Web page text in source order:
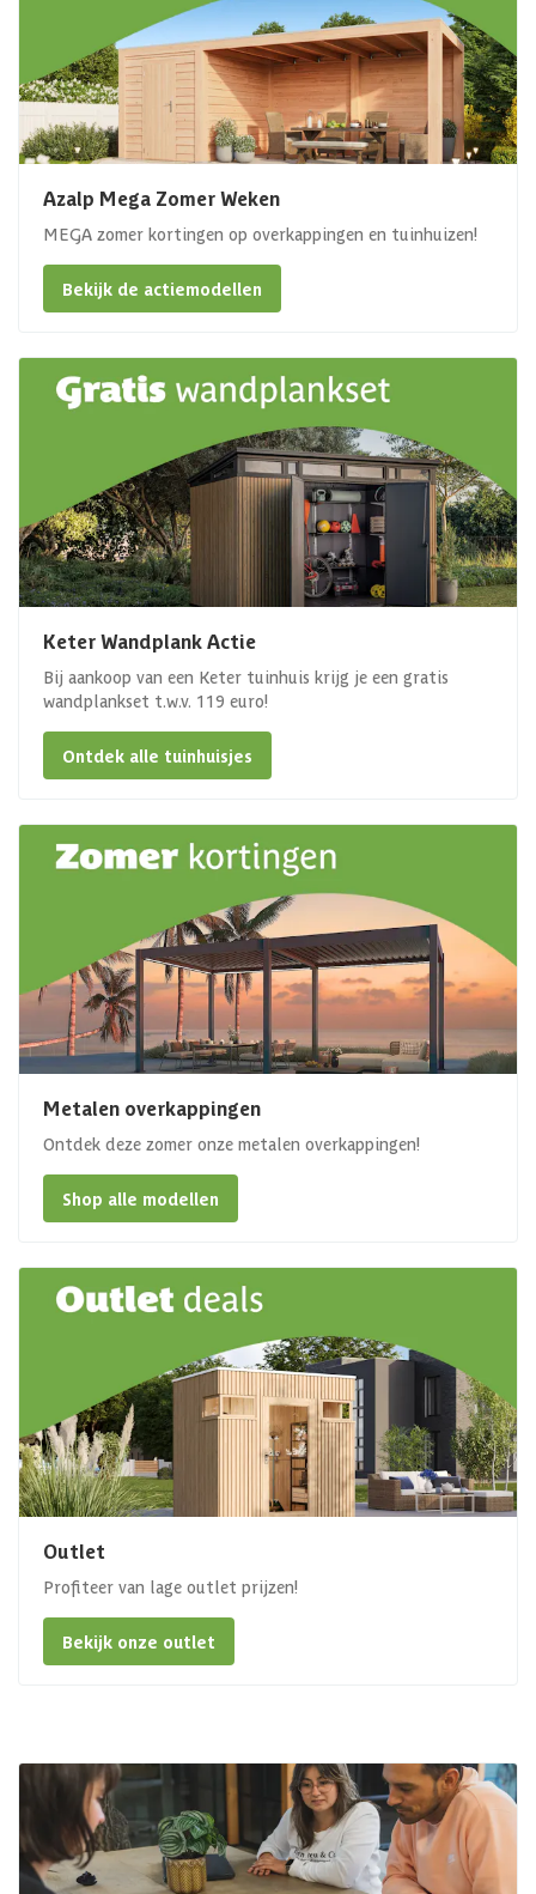
Azalp Mega Zomer Weken
MEGA zomer kortingen op overkappingen en tuinhuizen!
Bekijk de actiemodellen
Keter Wandplank Actie
Bij aankoop van een Keter tuinhuis krijg je een gratis
wandplankset t.w.v. 119 euro!
Ontdek alle tuinhuisjes
Metalen overkappingen
Ontdek deze zomer onze metalen overkappingen!
Shop alle modellen
Outlet
Profiteer van lage outlet prijzen!
Bekijk onze outlet